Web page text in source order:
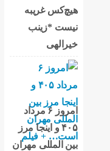
هیچ‌کس غریبه
نیست *زینب
خیرالهی
امروز ۶ مرداد
۴۰۵ و اینجا مرز
بین المللی مهران